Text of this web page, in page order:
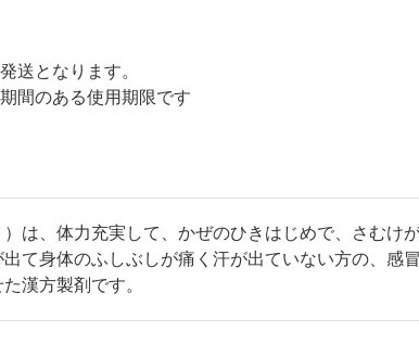
送となります。
間のある使用期限です
は、体力充実して、かぜのひきはじめで、さむけが
て身体のふしぶしが痛く汗が出ていない方の、感
漢方製剤です。